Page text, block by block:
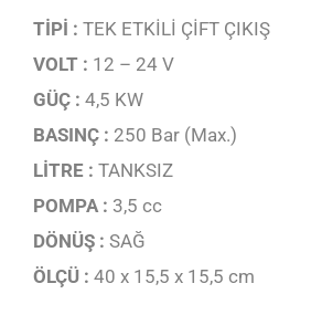
TİPİ : TEK ETKİLİ ÇİFT ÇIKIŞ
VOLT : 12 – 24 V
GÜÇ : 4,5 KW
BASINÇ : 250 Bar (Max.)
LİTRE : TANKSIZ
POMPA : 3,5 cc
DÖNÜŞ : SAĞ
ÖLÇÜ : 40 x 15,5 x 15,5 cm